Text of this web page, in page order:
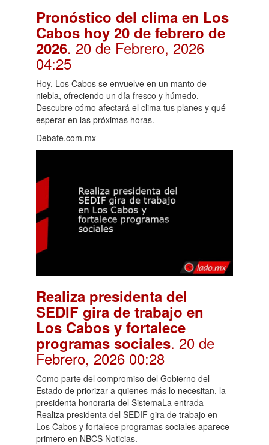
Pronóstico del clima en Los
Cabos hoy 20 de febrero de
2026. 20 de Febrero, 2026
04:25
Hoy, Los Cabos se envuelve en un manto de
niebla, ofreciendo un día fresco y húmedo.
Descubre cómo afectará el clima tus planes y qué
esperar en las próximas horas.
Debate.com.mx
Realiza presidenta del
SEDIF gira de trabajo en
Los Cabos y fortalece
programas sociales. 20 de
Febrero, 2026 00:28
Como parte del compromiso del Gobierno del
Estado de priorizar a quienes más lo necesitan, la
presidenta honoraria del SistemaLa entrada
Realiza presidenta del SEDIF gira de trabajo en
Los Cabos y fortalece programas sociales aparece
primero en NBCS Noticias.